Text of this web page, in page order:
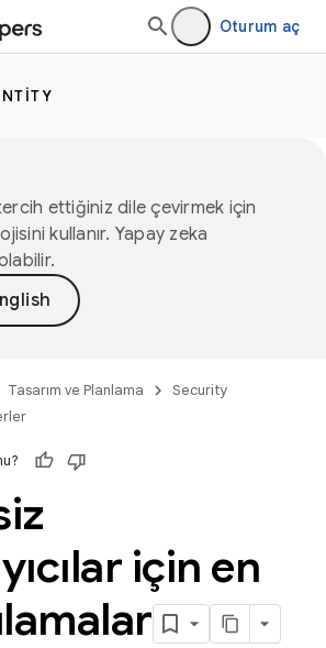
Oturum aç
ettiğiniz dile çevirmek için
kullanır. Yapay zeka
Tasarım ve Planlama
Security
için en